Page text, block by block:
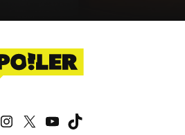
Facebook
Instagram
X YouTube